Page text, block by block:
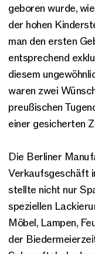
geboren wurde,
der hohen
man den ersten
entsprechend
diesem
waren zwei
preußischen
einer gesicherten
Die Berliner
Verkaufsgeschäft
stellte nicht nur
speziellen
Möbel, Lampen,
der